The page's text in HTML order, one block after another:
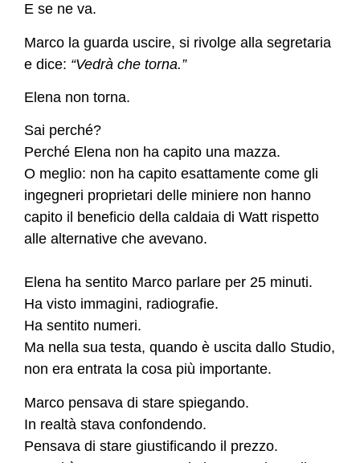
E se ne va.
Marco la guarda uscire, si rivolge alla segretaria
e dice: “Vedrà che torna.”
Elena non torna.
Sai perché?
Perché Elena non ha capito una mazza.
O meglio: non ha capito esattamente come gli
ingegneri proprietari delle miniere non hanno
capito il beneficio della caldaia di Watt rispetto
alle alternative che avevano.
Elena ha sentito Marco parlare per 25 minuti.
Ha visto immagini, radiografie.
Ha sentito numeri.
Ma nella sua testa, quando è uscita dallo Studio,
non era entrata la cosa più importante.
Marco pensava di stare spiegando.
In realtà stava confondendo.
Pensava di stare giustificando il prezzo.